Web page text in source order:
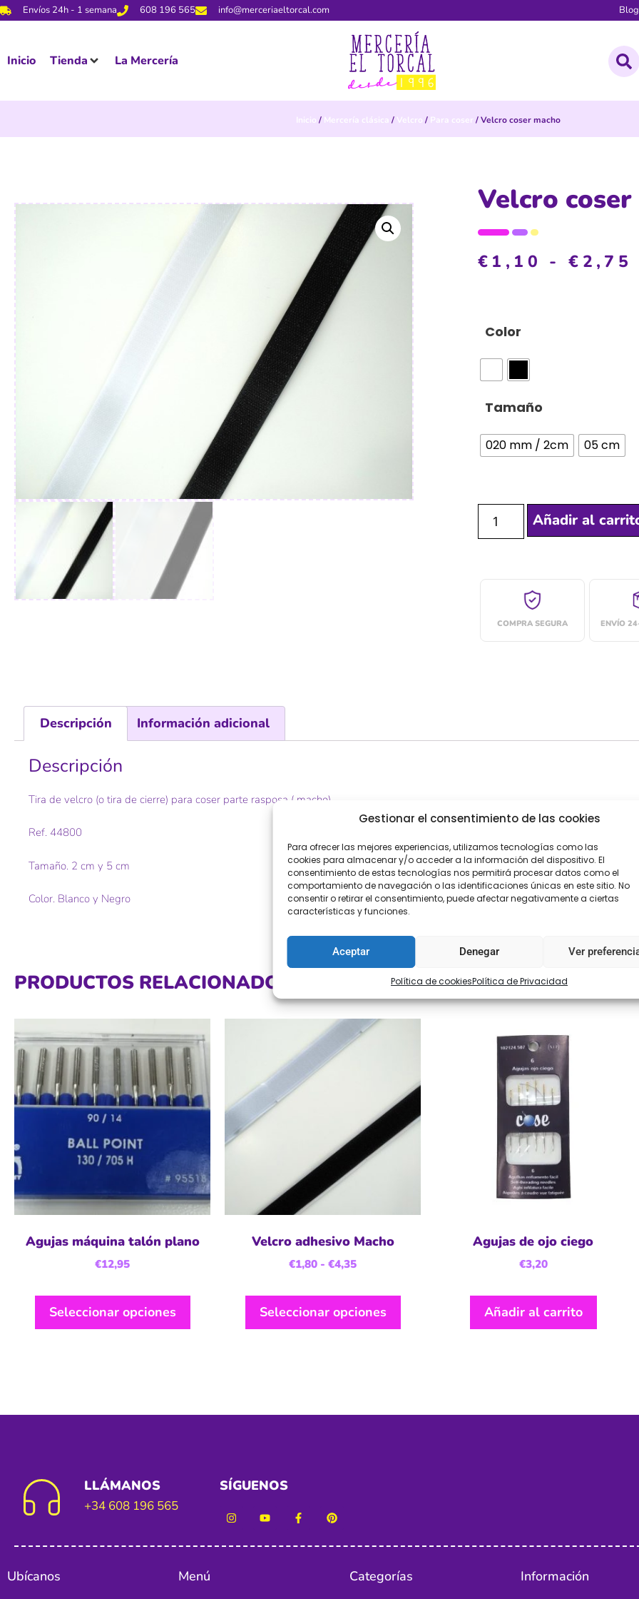
Gestionar el consentimiento de las cookies
Para ofrecer las mejores experiencias, utilizamos tecnologías como las
cookies para almacenar y/o acceder a la información del dispositivo. El
consentimiento de estas tecnologías nos permitirá procesar datos como el
comportamiento de navegación o las identificaciones únicas en este sitio. No
consentir o retirar el consentimiento, puede afectar negativamente a ciertas
características y funciones.
Aceptar Denegar Ver
Política de cookiesPolítica de Privacidad
Envíos 24h - 1 semana 608 196 565 info@merceriaeltorcal.com Blog
Inicio Tienda La Mercería
Inicio / Mercería clásica / Velcro / Para coser / Velcro coser macho
Velcro coser
€ 1,10 - € 2,75
Color
Tamaño
020 mm / 2cm 05 cm
Añadir al
COMPRA SEGURA ENVÍO
Descripción Información adicional
Descripción
Tira de velcro (o tira de cierre) para coser parte rasposa ( macho)
Ref. 44800
Tamaño. 2 cm y 5 cm
Color. Blanco y Negro
PRODUCTOS RELACIONADOS
Agujas máquina talón plano
€12,95
Seleccionar opciones
Velcro adhesivo Macho
€1,80 - €4,35
Seleccionar opciones
Agujas de ojo ciego
€3,20
Añadir al carrito
LLÁMANOS
+34 608 196 565
SÍGUENOS
Ubícanos Menú Categorías Información